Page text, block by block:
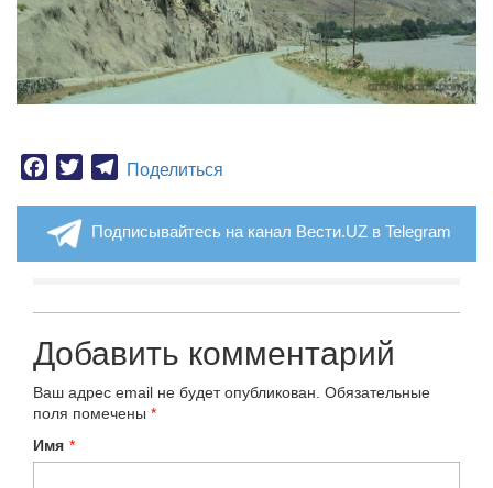
Facebook
TwitterTelegram
Поделиться
Подписывайтесь на канал Вести.UZ в Telegram
Добавить комментарий
Ваш адрес email не будет опубликован. Обязательные
поля помечены *
Имя *